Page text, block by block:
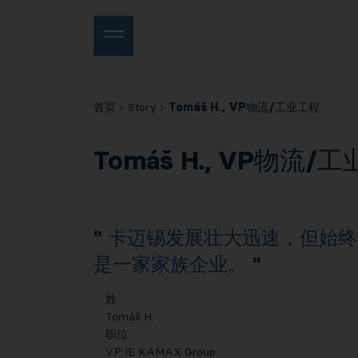
首页 Story Tomáš H., VP物流/工业工程
Tomáš H., VP物流/工
卡迈锡发展壮大迅速，但始终
是一家家族企业。
姓
Tomáš H.
职位
VP IE KAMAX Group